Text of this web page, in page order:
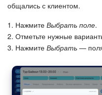
общались с клиентом.
1. Нажмите Выбрать поле.
2. Отметьте нужные
3. Нажмите Выбрать —